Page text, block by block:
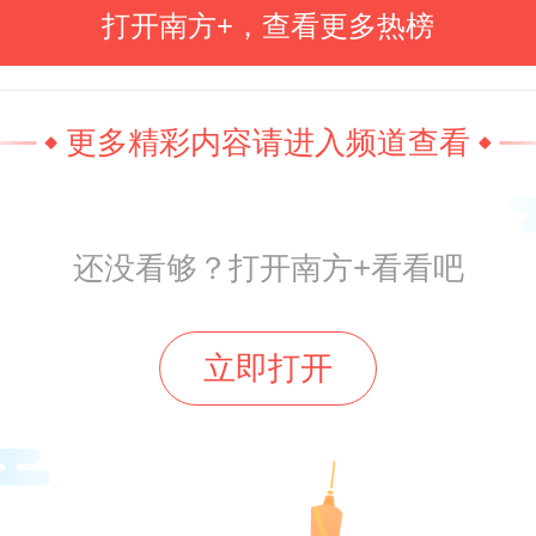
堆祭祀坑发掘以来，这两件标志
首次同台亮相。
打开南方+，查看更多热榜
更多精彩内容请进入频道查看
还没看够？打开南方+看看吧
立即打开